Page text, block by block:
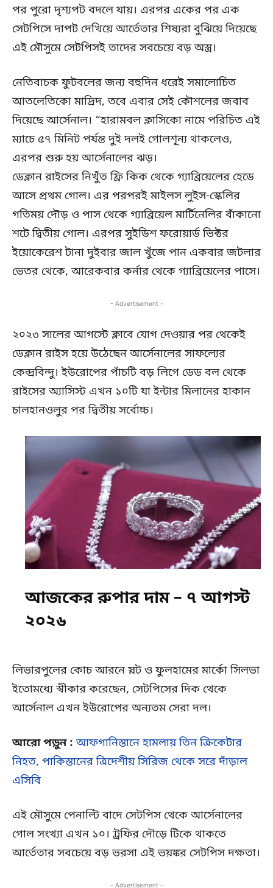
পর পুরো দৃশ্যপট বদলে যায়। এরপর একের পর এক
সেটপিসে দাপট দেখিয়ে আর্তেতার শিষ্যরা বুঝিয়ে দিয়েছে
এই মৌসুমে সেটপিসই তাদের সবচেয়ে বড় অস্ত্র।
নেতিবাচক ফুটবলের জন্য বহুদিন ধরেই সমালোচিত
আতলেতিকো মাদ্রিদ, তবে এবার সেই কৌশলের জবাব
দিয়েছে আর্সেনাল। “হারামবল ক্লাসিকো নামে পরিচিত এই
ম্যাচে ৫৭ মিনিট পর্যন্ত দুই দলই গোলশূন্য থাকলেও,
এরপর শুরু হয় আর্সেনালের ঝড়।
ডেক্লান রাইসের নিখুঁত ফ্রি কিক থেকে গ্যাব্রিয়েলের হেডে
আসে প্রথম গোল। এর পরপরই মাইলস লুইস-স্কেলির
গতিময় দৌড় ও পাস থেকে গ্যাব্রিয়েল মার্টিনেলির বাঁকানো
শটে দ্বিতীয় গোল। এরপর সুইডিশ ফরোয়ার্ড ভিক্টর
ইয়োকেরেশ টানা দুইবার জাল খুঁজে পান একবার জটলার
ভেতর থেকে, আরেকবার কর্নার থেকে গ্যাব্রিয়েলের পাসে।
- Advertisement -
২০২৩ সালের আগস্টে ক্লাবে যোগ দেওয়ার পর থেকেই
ডেক্লান রাইস হয়ে উঠেছেন আর্সেনালের সাফল্যের
কেন্দ্রবিন্দু। ইউরোপের পাঁচটি বড় লিগে ডেড বল থেকে
রাইসের অ্যাসিস্ট এখন ১০টি যা ইন্টার মিলানের হাকান
চালহানওলুর পর দ্বিতীয় সর্বোচ্চ।
আজকের রুপার দাম – ৭ আগস্ট
২০২৬
লিভারপুলের কোচ আরনে স্লট ও ফুলহামের মার্কো সিলভা
ইতোমধ্যে স্বীকার করেছেন, সেটপিসের দিক থেকে
আর্সেনাল এখন ইউরোপের অন্যতম সেরা দল।
আরো পড়ুন :আফগানিস্তানে হামলায় তিন ক্রিকেটার
নিহত, পাকিস্তানের ত্রিদেশীয় সিরিজ থেকে সরে দাঁড়াল
এসিবি
এই মৌসুমে পেনাল্টি বাদে সেটপিস থেকে আর্সেনালের
গোল সংখ্যা এখন ১০। ট্রফির দৌড়ে টিকে থাকতে
আর্তেতার সবচেয়ে বড় ভরসা এই ভয়ঙ্কর সেটপিস দক্ষতা।
- Advertisement -